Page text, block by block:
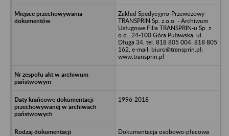
Zakład Spedycyjno-Przewozowy
TRANSPRIN Sp. z.o.o. - Archiwum
Usługowe Filia TRANSPRIN-u Sp. z
o.o., 24-100 Góra Puławska, ul.
Długa 34, tel. 818 805 004; 818 805
162, e-mail: biuro@transprin.pl;
www.transprin.pl
1996-2018
Dokumentacja osobowo-płacowa